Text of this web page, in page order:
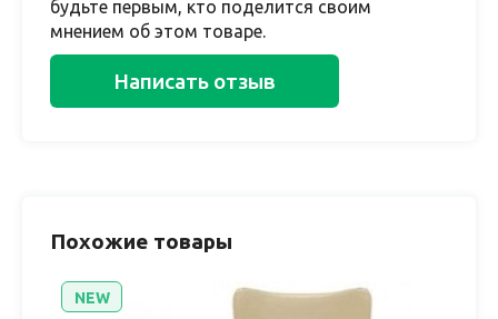
будьте первым, кто поделится своим
мнением об этом товаре.
Написать отзыв
Похожие товары
NEW